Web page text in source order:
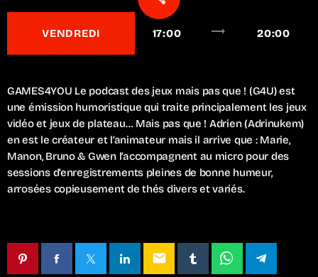
VENDREDI 17:00 trending_flat 20:00
GAMES4YOU Le podcast des jeux mais pas que ! (G4U) est
une émission humoristique qui traite principalement les jeux
vidéo et jeux de plateau… Mais pas que ! Adrien (Adrinukem)
en est le créateur et l’animateur mais il arrive que : Marie,
Manon, Bruno & Gwen l’accompagnent au micro pour des
sessions d’enregistrements pleines de bonne humeur,
arrosées copieusement de thés divers et variés.
email